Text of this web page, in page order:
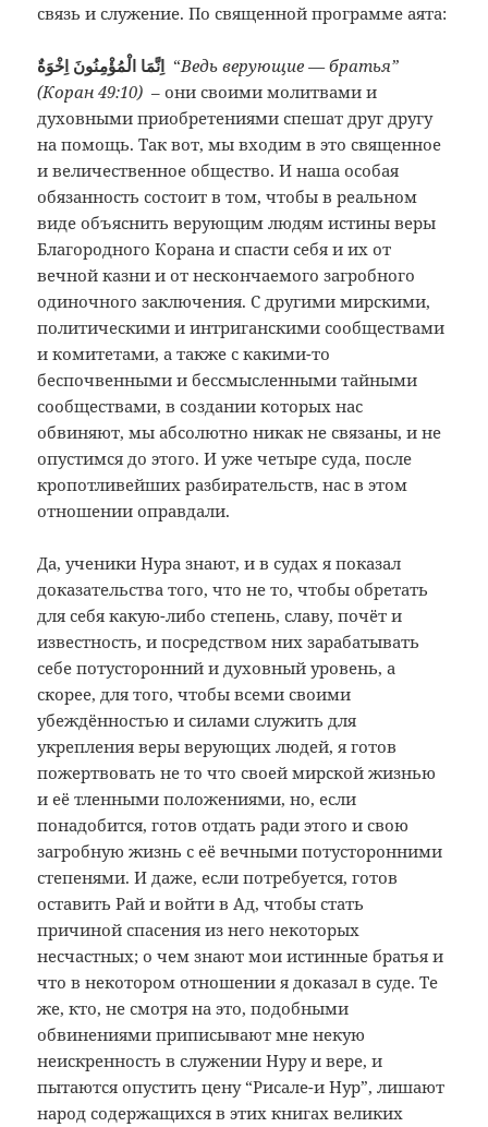
связь и служение. По священной программе аята:
اِنَّمَا الْمُؤْمِنُونَ اِخْوَةٌ “Ведь верующие — братья”
(Коран 49:10) – они своими молитвами и
духовными приобретениями спешат друг другу
на помощь. Так вот, мы входим в это священное
и величественное общество. И наша особая
обязанность состоит в том, чтобы в реальном
виде объяснить верующим людям истины веры
Благородного Корана и спасти себя и их от
вечной казни и от нескончаемого загробного
одиночного заключения. С другими мирскими,
политическими и интриганскими сообществами
и комитетами, а также с какими-то
беспочвенными и бессмысленными тайными
сообществами, в создании которых нас
обвиняют, мы абсолютно никак не связаны, и не
опустимся до этого. И уже четыре суда, после
кропотливейших разбирательств, нас в этом
отношении оправдали.
Да, ученики Нура знают, и в судах я показал
доказательства того, что не то, чтобы обретать
для себя какую-либо степень, славу, почёт и
известность, и посредством них зарабатывать
себе потусторонний и духовный уровень, а
скорее, для того, чтобы всеми своими
убеждённостью и силами служить для
укрепления веры верующих людей, я готов
пожертвовать не то что своей мирской жизнью
и её тленными положениями, но, если
понадобится, готов отдать ради этого и свою
загробную жизнь с её вечными потусторонними
степенями. И даже, если потребуется, готов
оставить Рай и войти в Ад, чтобы стать
причиной спасения из него некоторых
несчастных; о чем знают мои истинные братья и
что в некотором отношении я доказал в суде. Те
же, кто, не смотря на это, подобными
обвинениями приписывают мне некую
неискренность в служении Нуру и вере, и
пытаются опустить цену “Рисале-и Нур”, лишают
народ содержащихся в этих книгах великих